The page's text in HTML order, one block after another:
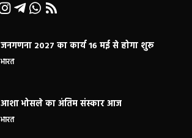
जनगणना 2027 का कार्य 16 मई से होगा शुरू
भारत
आशा भोसले का अंतिम संस्कार आज
भारत